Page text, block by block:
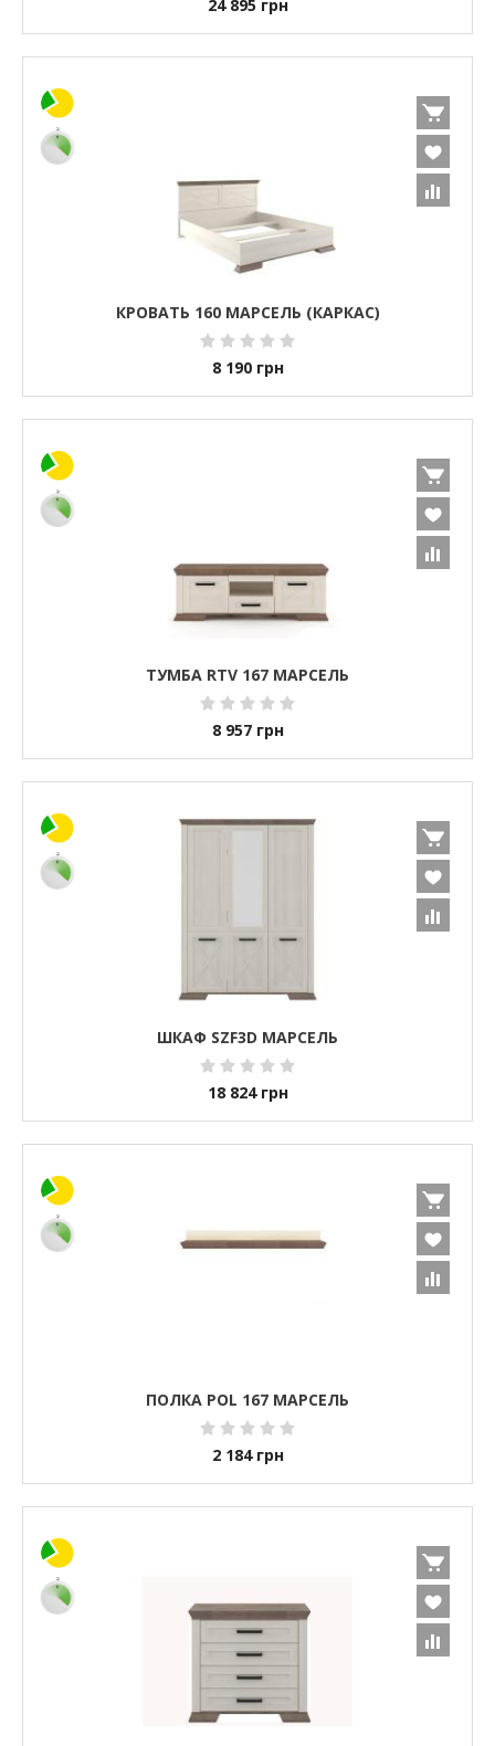
24 895 грн
КРОВАТЬ 160 МАРСЕЛЬ (КАРКАС)
8 190 грн
ТУМБА RTV 167 МАРСЕЛЬ
8 957 грн
ШКАФ SZF3D МАРСЕЛЬ
18 824 грн
ПОЛКА POL 167 МАРСЕЛЬ
2 184 грн